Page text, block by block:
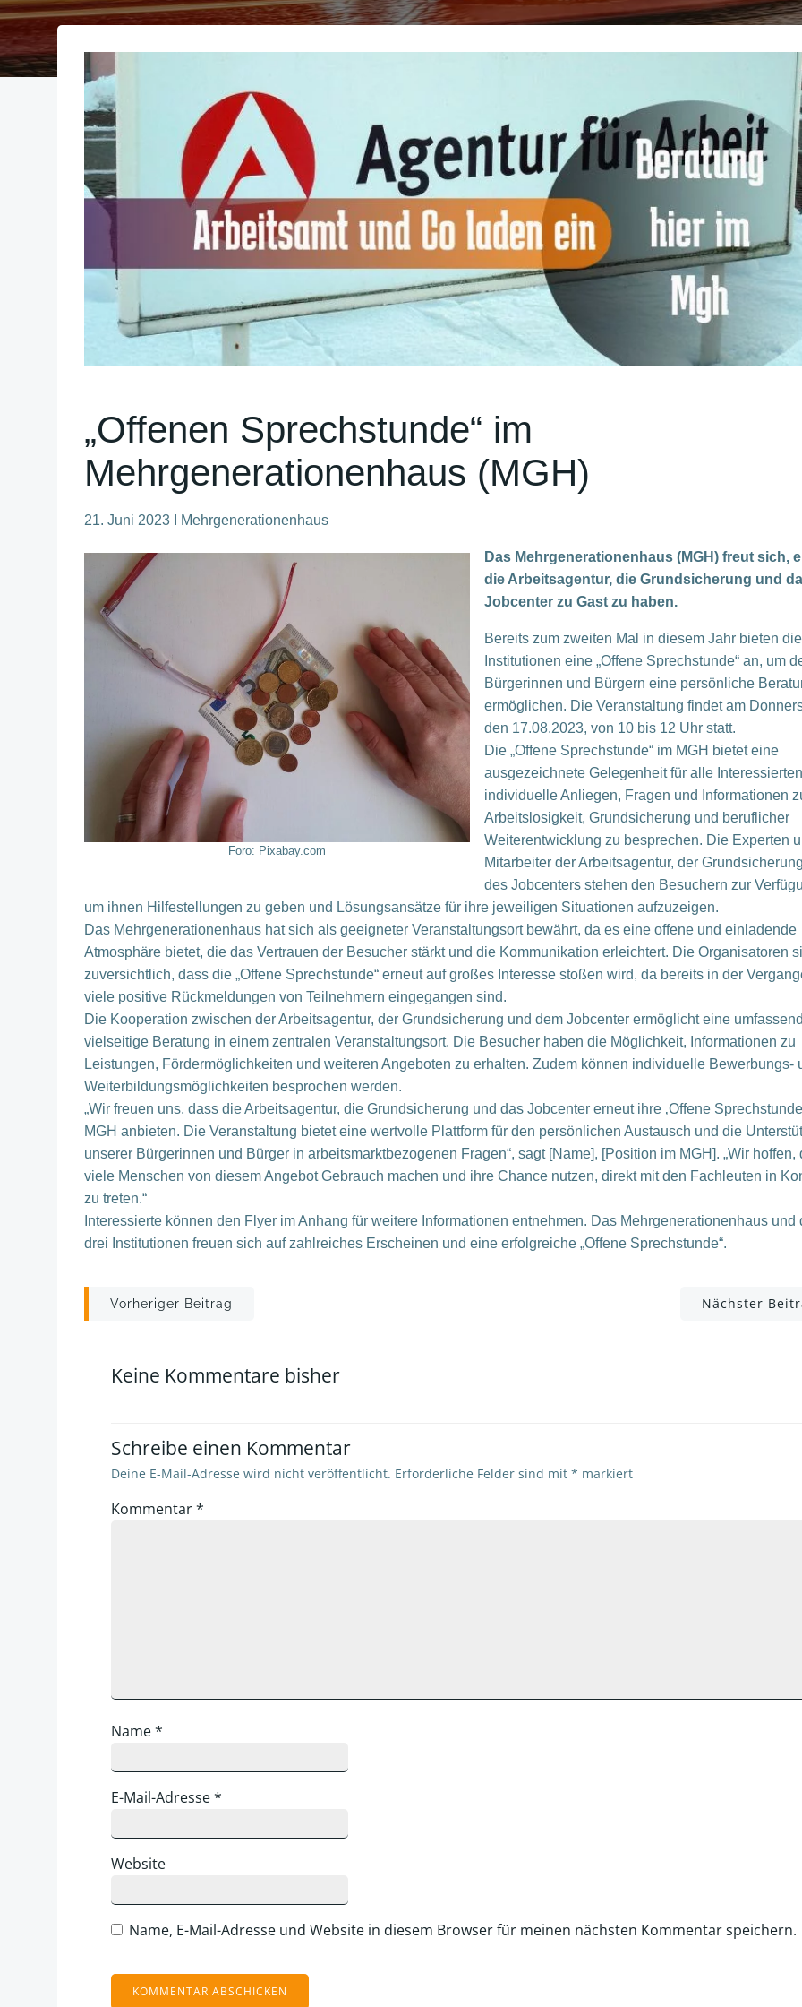
„Offenen Sprechstunde“ im
Mehrgenerationenhaus (MGH)
21. Juni 2023 I Mehrgenerationenhaus
Foro: Pixabay.com
Das Mehrgenerationenhaus (MGH) freut sich,
die Arbeitsagentur, die Grundsicherung und
Jobcenter zu Gast zu haben.
Bereits zum zweiten Mal in diesem Jahr bieten
Institutionen eine „Offene Sprechstunde“ an, um
Bürgerinnen und Bürgern eine persönliche
ermöglichen. Die Veranstaltung findet am
den 17.08.2023, von 10 bis 12 Uhr statt.
Die „Offene Sprechstunde“ im MGH bietet eine
ausgezeichnete Gelegenheit für alle
individuelle Anliegen, Fragen und Informationen
Arbeitslosigkeit, Grundsicherung und beruflicher
Weiterentwicklung zu besprechen. Die Experten
Mitarbeiter der Arbeitsagentur, der
des Jobcenters stehen den Besuchern zur
um ihnen Hilfestellungen zu geben und Lösungsansätze für ihre jeweiligen Situationen aufzuzeigen.
Das Mehrgenerationenhaus hat sich als geeigneter Veranstaltungsort bewährt, da es eine offene und einladende
Atmosphäre bietet, die das Vertrauen der Besucher stärkt und die Kommunikation erleichtert. Die Organisatoren
zuversichtlich, dass die „Offene Sprechstunde“ erneut auf großes Interesse stoßen wird, da bereits in der
viele positive Rückmeldungen von Teilnehmern eingegangen sind.
Die Kooperation zwischen der Arbeitsagentur, der Grundsicherung und dem Jobcenter ermöglicht eine
vielseitige Beratung in einem zentralen Veranstaltungsort. Die Besucher haben die Möglichkeit, Informationen zu
Leistungen, Fördermöglichkeiten und weiteren Angeboten zu erhalten. Zudem können individuelle Bewerbungs-
Weiterbildungsmöglichkeiten besprochen werden.
„Wir freuen uns, dass die Arbeitsagentur, die Grundsicherung und das Jobcenter erneut ihre ‚Offene
MGH anbieten. Die Veranstaltung bietet eine wertvolle Plattform für den persönlichen Austausch und die
unserer Bürgerinnen und Bürger in arbeitsmarktbezogenen Fragen“, sagt [Name], [Position im MGH]. „Wir hoffen,
viele Menschen von diesem Angebot Gebrauch machen und ihre Chance nutzen, direkt mit den Fachleuten in
zu treten.“
Interessierte können den Flyer im Anhang für weitere Informationen entnehmen. Das Mehrgenerationenhaus und
drei Institutionen freuen sich auf zahlreiches Erscheinen und eine erfolgreiche „Offene Sprechstunde“.
Post
Vorheriger Beitrag Nächster
Keine Kommentare bisher
Schreibe einen Kommentar
Deine E-Mail-Adresse wird nicht veröffentlicht. Erforderliche Felder sind mit * markiert
Kommentar*
Name*
E-Mail-Adresse*
Website
Name, E-Mail-Adresse und Website in diesem Browser für meinen nächsten Kommentar speichern.